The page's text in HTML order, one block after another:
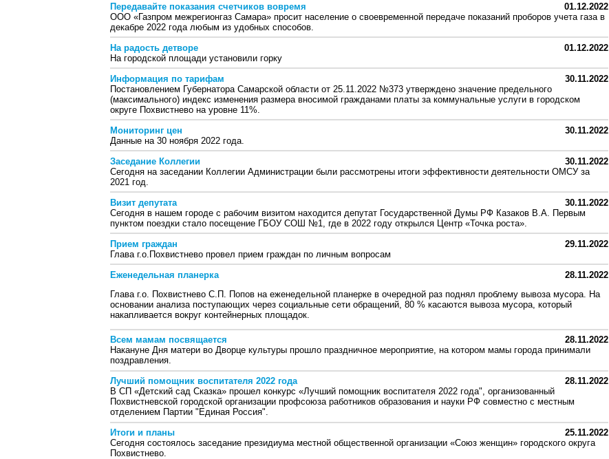
01.12.2022
Передавайте показания счетчиков вовремя
ООО «Газпром межрегионгаз Самара» просит население о своевременной передаче показаний проборов учета газа в
декабре 2022 года любым из удобных способов.
01.12.2022
На радость детворе
На городской площади установили горку
30.11.2022
Информация по тарифам
Постановлением Губернатора Самарской области от 25.11.2022 №373 утверждено значение предельного
(максимального) индекс изменения размера вносимой гражданами платы за коммунальные услуги в городском
округе Похвистнево на уровне 11%.
30.11.2022
Мониторинг цен
Данные на 30 ноября 2022 года.
30.11.2022
Заседание Коллегии
Сегодня на заседании Коллегии Администрации были рассмотрены итоги эффективности деятельности ОМСУ за
2021 год.
30.11.2022
Визит депутата
Сегодня в нашем городе с рабочим визитом находится депутат Государственной Думы РФ Казаков В.А. Первым
пунктом поездки стало посещение ГБОУ СОШ №1, где в 2022 году открылся Центр «Точка роста».
29.11.2022
Прием граждан
Глава г.о.Похвистнево провел прием граждан по личным вопросам
28.11.2022
Еженедельная планерка
Глава г.о. Похвистнево С.П. Попов на еженедельной планерке в очередной раз поднял проблему вывоза мусора. На
основании анализа поступающих через социальные сети обращений, 80 % касаются вывоза мусора, который
накапливается вокруг контейнерных площадок.
28.11.2022
Всем мамам посвящается
Накануне Дня матери во Дворце культуры прошло праздничное мероприятие, на котором мамы города принимали
поздравления.
28.11.2022
Лучший помощник воспитателя 2022 года
В СП «Детский сад Сказка» прошел конкурс «Лучший помощник воспитателя 2022 года", организованный
Похвистневской городской организации профсоюза работников образования и науки РФ совместно с местным
отделением Партии "Единая Россия".
25.11.2022
Итоги и планы
Сегодня состоялось заседание президиума местной общественной организации «Союз женщин» городского округа
Похвистнево.